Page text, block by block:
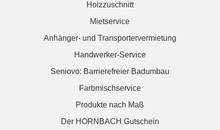
Holzzuschnitt
Mietservice
Anhänger- und Transportervermietung
Handwerker-Service
Seniovo: Barrierefreier Badumbau
Farbmischservice
Produkte nach Maß
Der HORNBACH Gutschein